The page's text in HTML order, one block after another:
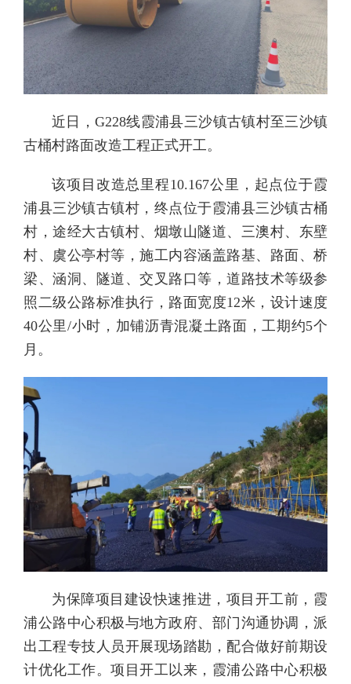
近日，G228线霞浦县三沙镇古镇村至三沙镇
古桶村路面改造工程正式开工。
该项目改造总里程10.167公里，起点位于霞
浦县三沙镇古镇村，终点位于霞浦县三沙镇古桶
村，途经大古镇村、烟墩山隧道、三澳村、东壁
村、虞公亭村等，施工内容涵盖路基、路面、桥
梁、涵洞、隧道、交叉路口等，道路技术等级参
照二级公路标准执行，路面宽度12米，设计速度
40公里/小时，加铺沥青混凝土路面，工期约5个
月。
为保障项目建设快速推进，项目开工前，霞
浦公路中心积极与地方政府、部门沟通协调，派
出工程专技人员开展现场踏勘，配合做好前期设
计优化工作。项目开工以来，霞浦公路中心积极